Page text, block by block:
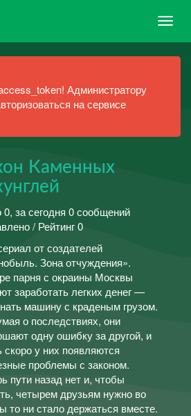
Администратору
на сервисе
Каменных
0, за сегодня 0 сообщений
/ Рейтинг 0
от создателей
Зона отчуждения».
парня с окраины Москвы
заработать легких денег —
машину с краденым грузом.
о последствиях, они
одну ошибку за другой, и
скоро у них появляются
проблемы с законом.
пути назад нет и, чтобы
четырем друзьям нужно во
то ни стало держаться вместе.